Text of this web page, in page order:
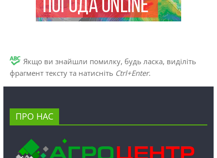
Якщо ви знайшли помилку, будь ласка, виділіть
фрагмент тексту та натисніть Ctrl+Enter.
ПРО НАС